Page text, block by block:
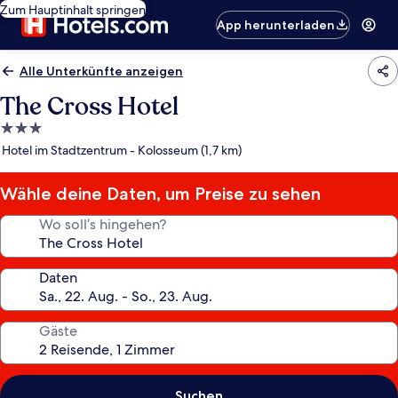
Zum Hauptinhalt springen
App herunterladen
Alle Unterkünfte anzeigen
The Cross Hotel
3.0-
Sterne-
Hotel im Stadtzentrum - Kolosseum (1,7 km)
Wähle deine Daten, um Preise zu sehen
Wo soll’s hingehen?
Daten
Gäste